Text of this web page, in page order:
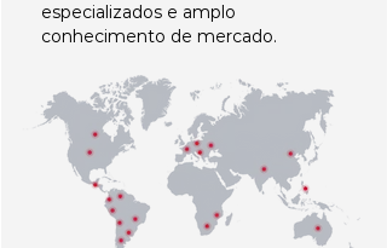
especializados e amplo
conhecimento de mercado.